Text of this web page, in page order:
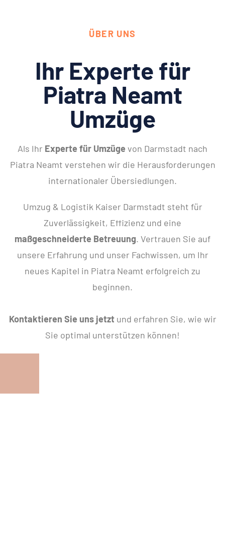
ÜBER UNS
Ihr Experte für
Piatra Neamt
Umzüge
Als Ihr Experte für Umzüge von Darmstadt nach
Piatra Neamt verstehen wir die Herausforderungen
internationaler Übersiedlungen.
Umzug & Logistik Kaiser Darmstadt steht für
Zuverlässigkeit, Effizienz und eine
maßgeschneiderte Betreuung. Vertrauen Sie auf
unsere Erfahrung und unser Fachwissen, um Ihr
neues Kapitel in Piatra Neamt erfolgreich zu
beginnen.
Kontaktieren Sie uns jetztund erfahren Sie, wie wir
Sie optimal unterstützen können!